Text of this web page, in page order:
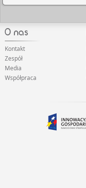
Kontakt
Zespół
Media
Współpraca